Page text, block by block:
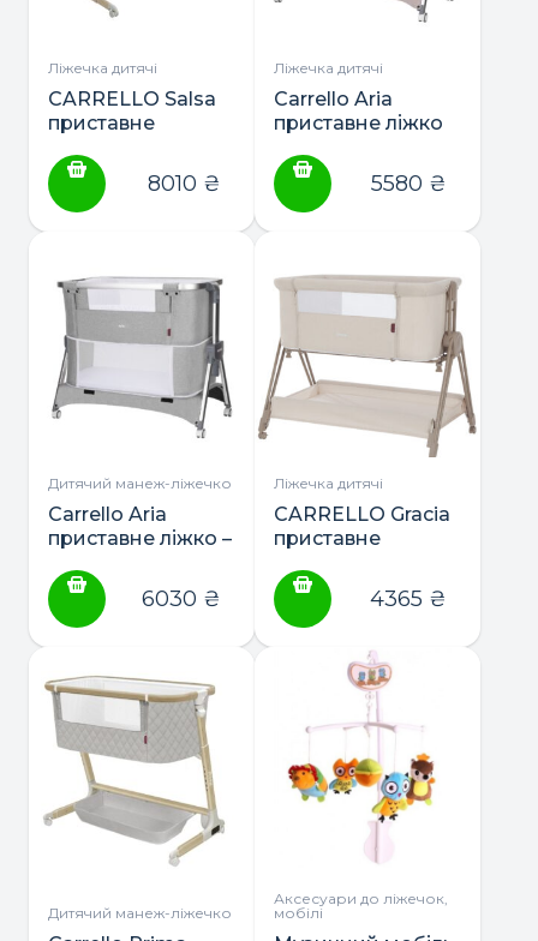
Ліжечка дитячі
CARRELLO Salsa
приставне
8010 ₴
Ліжечка дитячі
Carrello Aria
приставне ліжко
5580 ₴
Дитячий манеж-ліжечко
Carrello Aria
приставне ліжко –
6030 ₴
Ліжечка дитячі
CARRELLO Gracia
приставне
4365 ₴
Дитячий манеж-ліжечко
Аксесуари до ліжечок,
мобілі